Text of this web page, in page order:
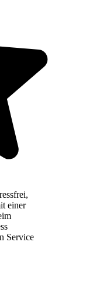
einer
Service